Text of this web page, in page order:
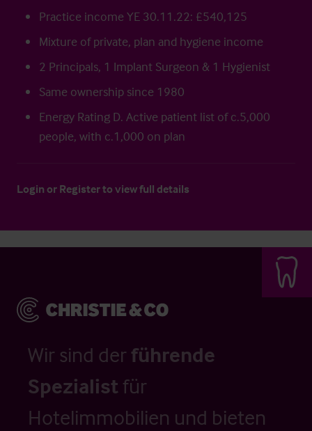
Practice income YE 30.11.22: £540,125
Mixture of private, plan and hygiene income
2 Principals, 1 Implant Surgeon & 1 Hygienist
Same ownership since 1980
Energy Rating D. Active patient list of c.5,000
people, with c.1,000 on plan
Login or Registerto view full details
Wir sind der führende
Spezialistfür
Hotelimmobilien und bieten